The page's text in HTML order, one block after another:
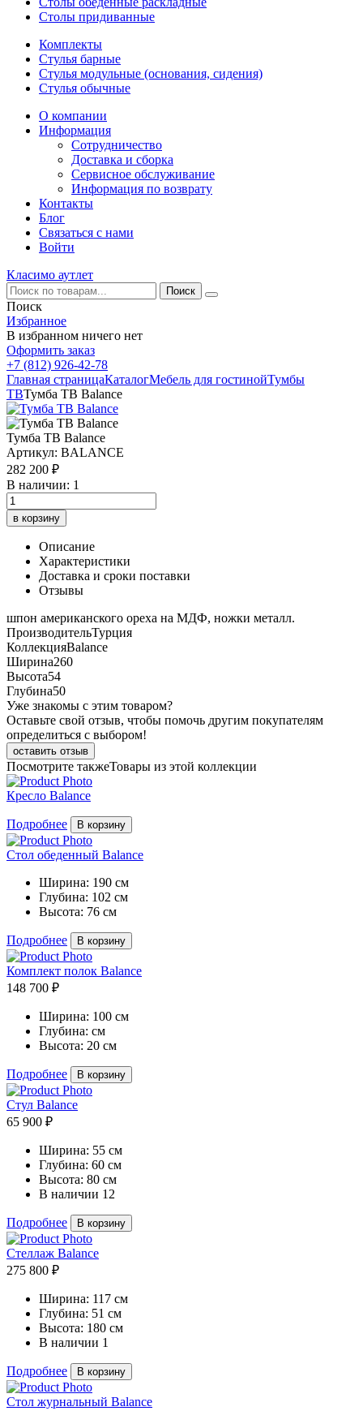
Столы придиванные
Комплекты
Стулья барные
Стулья модульные (основания, сидения)
Стулья обычные
О компании
Информация
Сотрудничество
Доставка и сборка
Сервисное обслуживание
Информация по возврату
Контакты
Блог
Связаться с нами
Войти
Класимо аутлет
Поиск
Избранное
В избранном ничего нет
Оформить заказ
+7 (812) 926-42-78
Главная страницаКаталогМебель для гостинойТумбы
ТВТумба ТВ Balance
Тумба ТВ Balance
Артикул: BALANCE
282 200 ₽
В наличии: 1
в корзину
Описание
Характеристики
Доставка и сроки поставки
Отзывы
шпон американского ореха на МДФ, ножки металл.
ПроизводительТурция
КоллекцияBalance
Ширина260
Высота54
Глубина50
Уже знакомы с этим товаром?
Оставьте свой отзыв, чтобы помочь другим покупателям
определиться с выбором!
оставить отзыв
Посмотрите такжеТовары из этой коллекции
Кресло Balance
Подробнее В корзину
Стол обеденный Balance
Ширина: 190 см
Глубина: 102 см
Высота: 76 см
Подробнее В корзину
Комплект полок Balance
148 700 ₽
Ширина: 100 см
Глубина: см
Высота: 20 см
Подробнее В корзину
Стул Balance
65 900 ₽
Ширина: 55 см
Глубина: 60 см
Высота: 80 см
В наличии 12
Подробнее В корзину
Стеллаж Balance
275 800 ₽
Ширина: 117 см
Глубина: 51 см
Высота: 180 см
В наличии 1
Подробнее В корзину
Стол журнальный Balance